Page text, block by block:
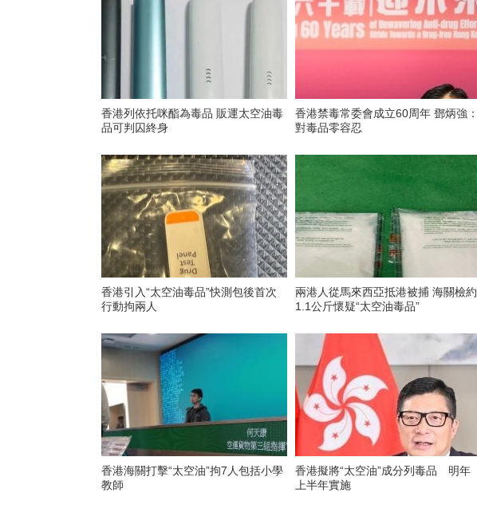
香港列依托咪酯為毒品 販運太空油毒
品可判囚終身
香港禁毒常委會成立60周年 鄧炳強：
對毒品零容忍
香港引入“太空油毒品”快測包後首次
行動拘兩人
兩港人從馬來西亞抵港被捕 海關檢約
1.1公斤懷疑“太空油毒品”
香港海關打擊“太空油”拘7人包括小學
教師
香港擬將“太空油”成分列毒品 明年
上半年實施